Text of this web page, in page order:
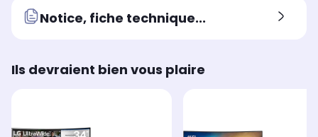
Notice, fiche technique...
Ils devraient bien vous plaire